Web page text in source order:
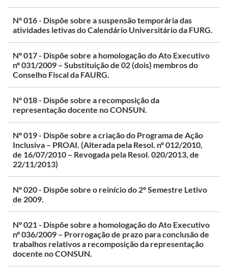
Nº 016 - Dispõe sobre a suspensão temporária das
atividades letivas do Calendário Universitário da FURG.
Nº 017 - Dispõe sobre a homologação do Ato Executivo
nº 031/2009 – Substituição de 02 (dois) membros do
Conselho Fiscal da FAURG.
Nº 018 - Dispõe sobre a recomposição da
representação docente no CONSUN.
Nº 019 - Dispõe sobre a criação do Programa de Ação
Inclusiva – PROAI. (Alterada pela Resol. nº 012/2010,
de 16/07/2010 – Revogada pela Resol. 020/2013, de
22/11/2013)
Nº 020 - Dispõe sobre o reinício do 2º Semestre Letivo
de 2009.
Nº 021 - Dispõe sobre a homologação do Ato Executivo
nº 036/2009 – Prorrogação de prazo para conclusão de
trabalhos relativos a recomposição da representação
docente no CONSUN.